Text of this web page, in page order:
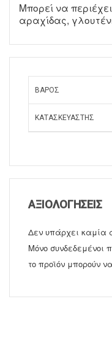
Μπορεί να
αραχίδας,
ΒΆΡΟΣ
ΚΑΤΑΣΚΕΥΑΣΤΉΣ
ΑΞΙΟΛΟΓΉΣΕΙΣ
Δεν υπάρχει καμία
Μόνο συνδεδεμένοι
το προϊόν μπορούν